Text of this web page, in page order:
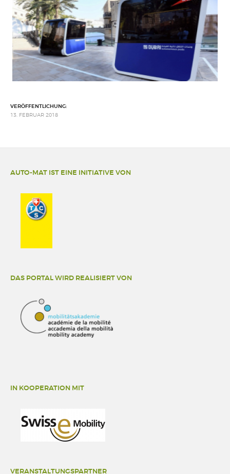
VERÖFFENTLICHUNG:
13. FEBRUAR 2018
AUTO-MAT IST EINE INITIATIVE VON
DAS PORTAL WIRD REALISIERT VON
IN KOOPERATION MIT
VERANSTALTUNGSPARTNER